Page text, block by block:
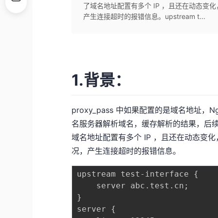
了域名地址配置有多个 IP ，且还在动态变
产生连接超时的报错信息。upstream t...
1.背景：
proxy_pass 中如果配置的是域名地址
名服务器解析域名，缓存解析的结果，后
域名地址配置有多个 IP ，且还在动态变
况，产生连接超时的报错信息。
upstream test-interface {
    server abc.test.cn;
}
server {